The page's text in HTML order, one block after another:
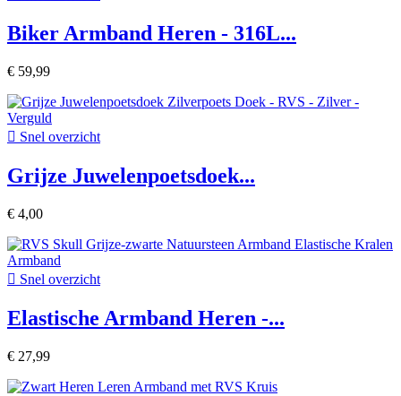
Biker Armband Heren - 316L...
€ 59,99
 Snel overzicht
Grijze Juwelenpoetsdoek...
€ 4,00
 Snel overzicht
Elastische Armband Heren -...
€ 27,99